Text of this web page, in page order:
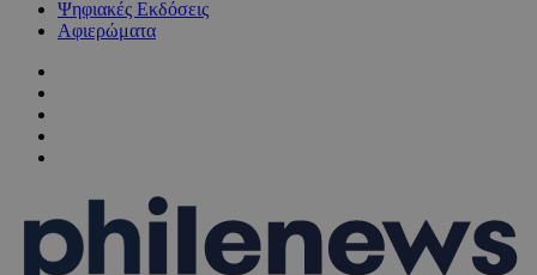
Ψηφιακές Εκδόσεις
Αφιερώματα